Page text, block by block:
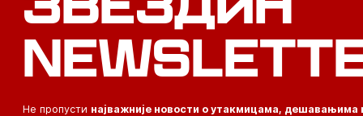
Не пропусти најважније новости о утакмицама, дешавањима